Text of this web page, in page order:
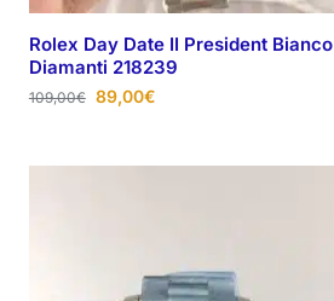
Rolex Day Date II President Bianco
Diamanti 218239
109,00€ 89,00€